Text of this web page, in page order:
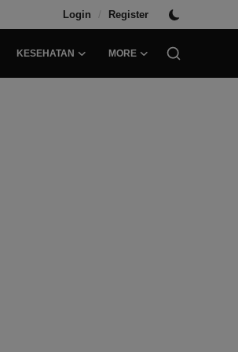
Login / Register
KESEHATAN MORE